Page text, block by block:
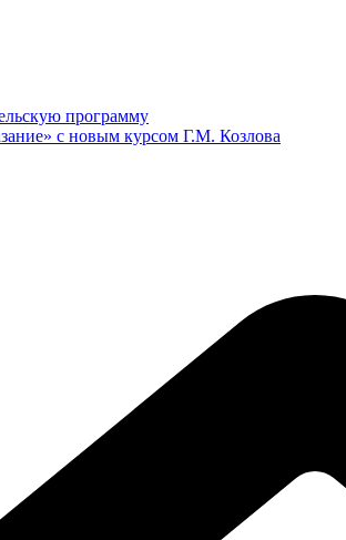
программу
с новым курсом Г.М. Козлова